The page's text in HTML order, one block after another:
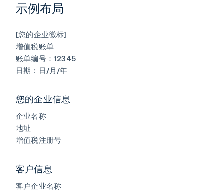
示例布局
[您的企业徽标]
增值税账单
账单编号：12345
日期：日/月/年
您的企业信息
企业名称
地址
增值税注册号
客户信息
客户企业名称